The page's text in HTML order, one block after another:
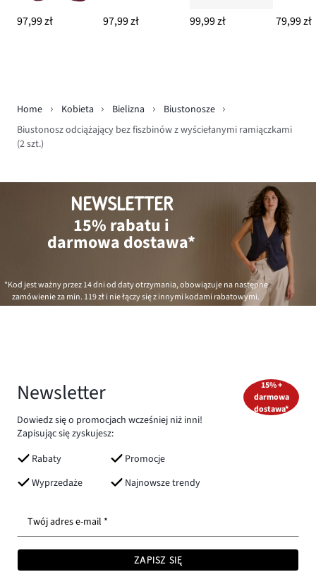
97,99 zł 97,99 zł 99,99 zł 79,99 zł
Home Kobieta Bielizna
Biustonosze
Biustonosz odciążający bez fiszbinów z wyściełanymi ramiączkami
(2 szt.)
NEWSLETTER
15% rabatu i
darmowa dostawa*
*Kod jest ważny przez 14 dni od daty otrzymania, obowiązuje na następne
zamówienie za min. 119 złi nie łączy się z innymi kodami rabatowymi.
Newsletter
Dowiedz się o promocjach wcześniej niż inni!
Zapisując się zyskujesz:
Rabaty
Promocje
Wyprzedaże
Najnowsze trendy
15% +
darmowa
dostawa*
Twój adres e-mail *
ZAPISZ SIĘ